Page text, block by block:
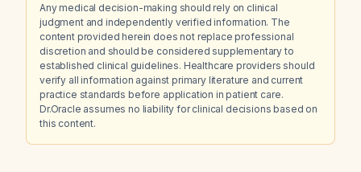
Any medical decision-making should rely on clinical
judgment and independently verified information. The
content provided herein does not replace professional
discretion and should be considered supplementary to
established clinical guidelines. Healthcare providers should
verify all information against primary literature and current
practice standards before application in patient care.
Dr.Oracle assumes no liability for clinical decisions based on
this content.